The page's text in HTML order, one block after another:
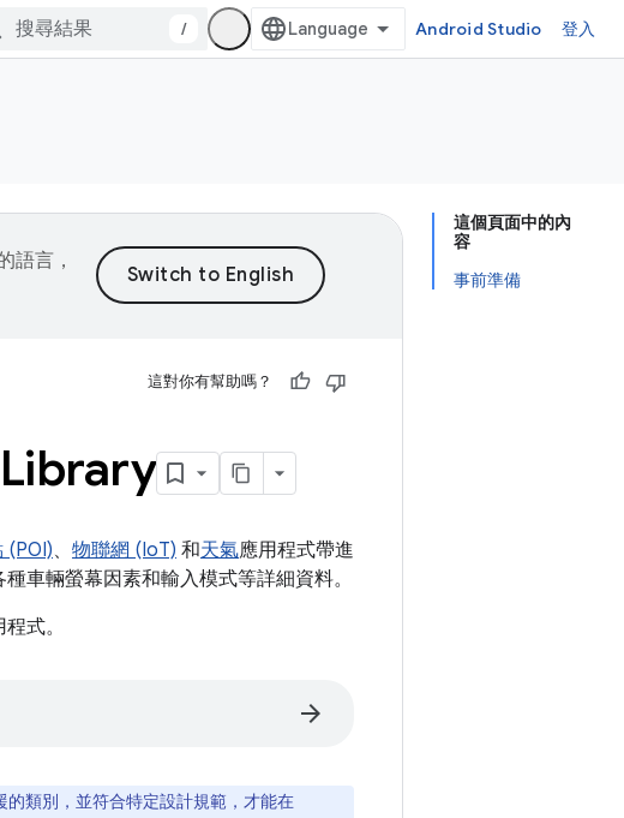
/ Android Studio 登入
這個頁面中的內
容
事前準備
語言，
這對你有幫助嗎？
(POI)、 物聯網 (IoT) 和天氣應用程式帶進
車輛螢幕因素和輸入模式等詳細資料。
式。
arrow_forward
類別，並符合特定設計規範，才能在